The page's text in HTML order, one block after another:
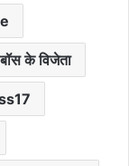
के विजेता